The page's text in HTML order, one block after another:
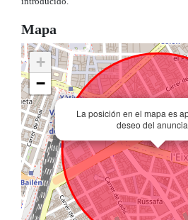
Mapa
La posición en el mapa es
deseo del
+
−